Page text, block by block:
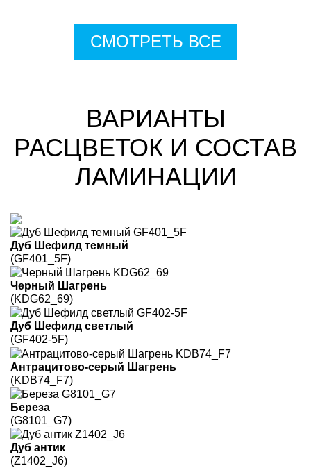
СМОТРЕТЬ ВСЕ
ВАРИАНТЫ
РАСЦВЕТОК И СОСТАВ
ЛАМИНАЦИИ
Дуб Шефилд темный
(GF401_5F)
Черный Шагрень
(KDG62_69)
Дуб Шефилд светлый
(GF402-5F)
Антрацитово-серый Шагрень
(KDB74_F7)
Береза
(G8101_G7)
Дуб антик
(Z1402_J6)